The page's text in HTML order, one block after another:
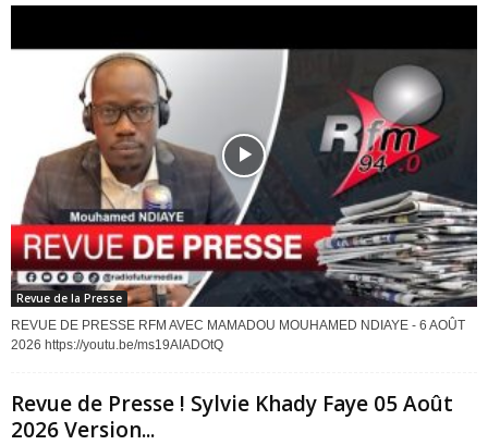
Revue de la Presse
REVUE DE PRESSE RFM AVEC MAMADOU MOUHAMED NDIAYE - 6 AOÛT
2026 https://youtu.be/ms19AIADOtQ
Revue de Presse ! Sylvie Khady Faye 05 Août
2026 Version...